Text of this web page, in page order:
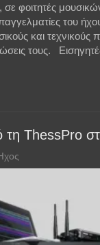
φοιτητές
του
και τεχνικούς
τους.
ThessPro